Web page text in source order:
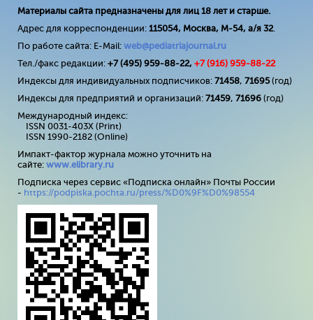
Материалы сайта предназначены для лиц 18 лет и старше.
Адрес для корреспонденции: 115054, Москва, М-54, а/я 32.
По работе сайта: E-Mail: web@pediatriajournal.ru
Тел./факс редакции: +7 (495) 959-88-22, +7 (916) 959-88-22
Индексы для индивидуальных подписчиков: 71458, 71695(год)
Индексы для предприятий и организаций: 71459, 71696 (год)
Международный индекс:
ISSN 0031-403X (Print)
ISSN 1990-2182 (Online)
Импакт-фактор журнала можно уточнить на
сайте: www.elibrary.ru
Подписка через сервис «Подписка онлайн» Почты России
- https://podpiska.pochta.ru/press/%D0%9F%D0%98554